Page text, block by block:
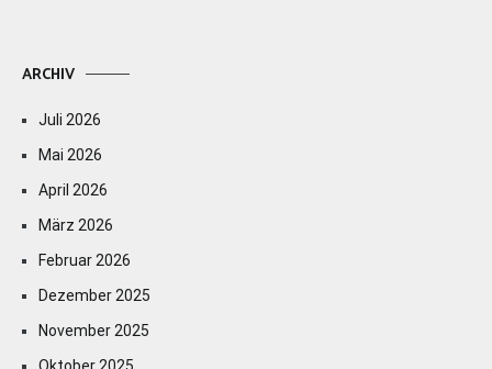
ARCHIV
Juli 2026
Mai 2026
April 2026
März 2026
Februar 2026
Dezember 2025
November 2025
Oktober 2025